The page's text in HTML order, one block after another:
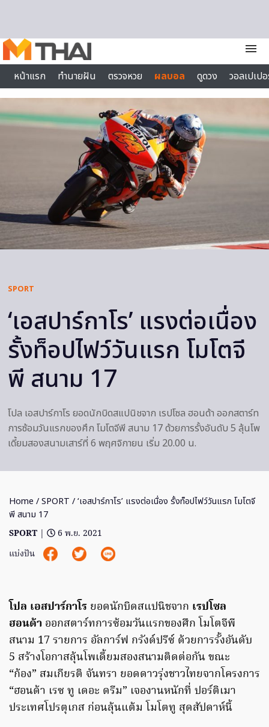
menu
หน้าแรก
ทำนายฝัน ตรวจหวย ผลบอล ดูดวง
วอลเปเป
ไลฟ์สไตล์
SPORT
‘เอสปาร์กาโร’ แรงต่อเนื่อง
รั้งท็อปไฟว์วันแรก โมโตจี
พี สนาม 17
โปล เอสปาร์กาโร ยอดนักบิดสแปนิชจาก เรปโซล ฮอนด้า ออกสตาร์ท
การซ้อมวันแรกของศึก โมโตจีพี สนาม 17 ด้วยการรั้งอันดับ 5 ลุ้นโพ
เดี้ยมสองสนามเสาร์ที่ 6 พฤศจิกายน เริ่ม 20.00 น.
Home /SPORT / ‘เอสปาร์กาโร’ แรงต่อเนื่อง รั้งท็อปไฟว์วันแรก โมโตจี
พี สนาม 17
SPORT |
6 พ.ย. 2021
แบ่งปัน
โปล เอสปาร์กาโร ยอดนักบิดสแปนิชจาก เรปโซล
ฮอนด้า ออกสตาร์ทการซ้อมวันแรกของศึก โมโตจีพี
สนาม 17 รายการ อัลการ์ฟ กรังด์ปรีซ์ ด้วยการรั้งอันดับ
5 สร้างโอกาสลุ้นโพเดี้ยมสองสนามติดต่อกัน ขณะ
“ก้อง” สมเกียรติ จันทรา ยอดดาวรุ่งชาวไทยจากโครงการ
“ฮอนด้า เรซ ทู เดอะ ดรีม” เจองานหนักที่ ปอร์ติเมา
ประเทศโปรตุเกส ก่อนลุ้นแต้ม โมโตทู สุดสัปดาห์นี้